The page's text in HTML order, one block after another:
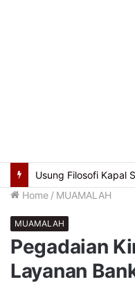
Home / MUAMALAH
MUAMALAH
Pegadaian
Layanan